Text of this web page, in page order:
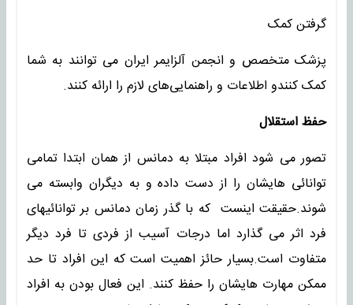
گرفتن کمک
پزشک متخصص و انجمن آلزایمر ایران می توانند به شما
کمک کنندو اطلاعات و راهنمایی‌های لازم را ارائه کنند.
حفظ استقلال
تصور می شود افراد مبتلا به دمانس از همان ابتدا تمامی
توانائی هایشان را از دست داده و به دیگران وابسته می
شوند.حقیقت اینست که با گذر زمان دمانس بر توانائیهای
فرد اثر می گذارد اما درجات آسیب از فردی تا فرد دیگر
متفاوت است.بسیار حائز اهمیت است که این افراد تا حد
ممکن مهارت هایشان را حفظ کنند. این فعال بودن به افراد